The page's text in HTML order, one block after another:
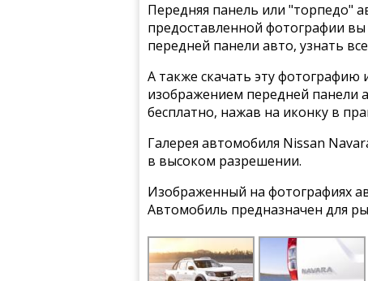
Передняя панель или "торпедо"
предоставленной фотографии
передней панели авто, узнать
А также скачать эту фотографию
изображением передней панели
бесплатно, нажав на иконку в
Галерея автомобиля Nissan
в высоком разрешении.
Изображенный на фотографиях
Автомобиль предназначен для